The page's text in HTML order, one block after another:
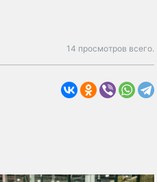
14 просмотров всего.